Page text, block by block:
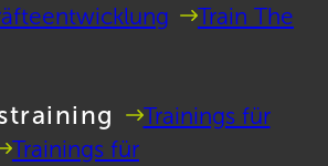
Train The
Trainings für
Trainings für